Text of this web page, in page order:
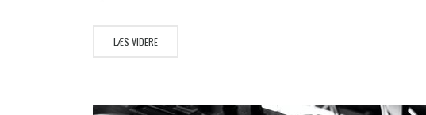
LÆS VIDERE